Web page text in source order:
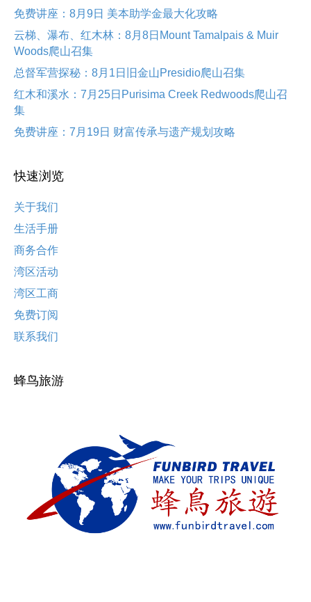
免费讲座：8月9日 美本助学金最大化攻略
云梯、瀑布、红木林：8月8日Mount Tamalpais & Muir
Woods爬山召集
总督军营探秘：8月1日旧金山Presidio爬山召集
红木和溪水：7月25日Purisima Creek Redwoods爬山召
集
免费讲座：7月19日 财富传承与遗产规划攻略
快速浏览
关于我们
生活手册
商务合作
湾区活动
湾区工商
免费订阅
联系我们
蜂鸟旅游